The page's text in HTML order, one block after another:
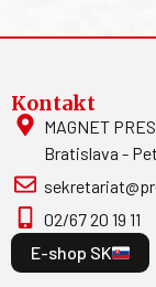
Kontakt
MAGNET
Bratislava -
02/67 20 19 11
E-shop SK